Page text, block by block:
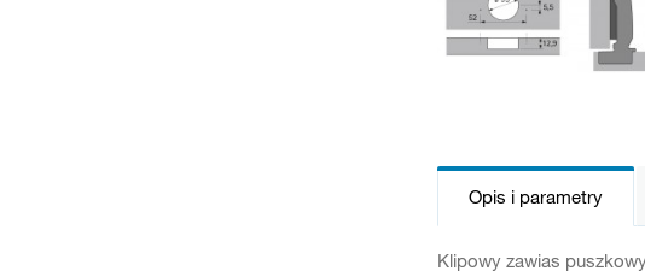
Opis i parametry
Klipowy zawias